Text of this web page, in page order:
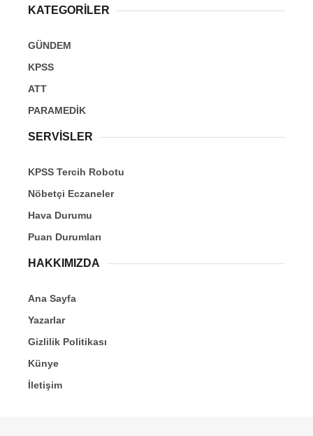
KATEGORİLER
GÜNDEM
KPSS
ATT
PARAMEDİK
SERVİSLER
KPSS Tercih Robotu
Nöbetçi Eczaneler
Hava Durumu
Puan Durumları
HAKKIMIZDA
Ana Sayfa
Yazarlar
Gizlilik Politikası
Künye
İletişim